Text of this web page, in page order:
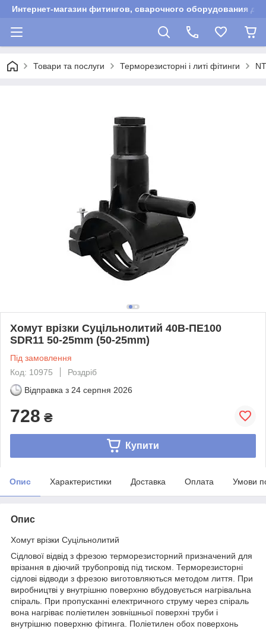
Интернет-магазин фитингов, сварочного оборудования
Товари та послуги Терморезисторні і литі фітинги
Хомут врізки Суцільнолитий 40В-ПЕ100
SDR11 50-25mm (50-25mm)
Під замовлення
Код: 10975
Роздріб
Відправка з 24 серпня 2026
728 ₴
Купити
Опис Характеристики Доставка Оплата Умови
Опис
Хомут врізки Суцільнолитий
Сідлової відвід з фрезою терморезисторний призначений для
врізання в діючий трубопровід під тиском. Терморезисторні
сідлові відводи з фрезою виготовляються методом лиття. При
виробництві у внутрішню поверхню вбудовується нагрівальна
спіраль. При пропусканні електричного струму через спіраль
вона нагріває поліетилен зовнішньої поверхні труби і
внутрішню поверхню фітинга. Поліетилен обох поверхонь